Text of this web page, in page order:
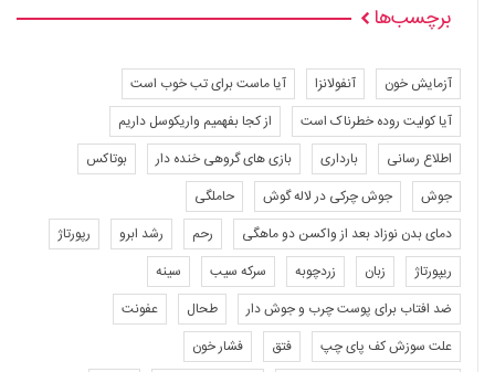
برچسب‌ها
آزمایش خون آنفولانزا
آیا ماست برای تب خوب است
آیا کولیت روده خطرناک است
از کجا بفهمیم واریکوسل داریم
اطلاع رسانی
بارداری بازی های گروهی خنده دار
بوتاکس
جوش
جوش چرکی در لاله گوش
حاملگی
دمای بدن نوزاد بعد از واکسن دو ماهگی
رحم رشد ابرو
رپورتاژ
ریپورتاژ
زبان زردچوبه سرکه سیب
سینه
ضد افتاب برای پوست چرب و جوش دار
طحال
عفونت
علت سوزش کف پای چپ
فتق
فشار خون